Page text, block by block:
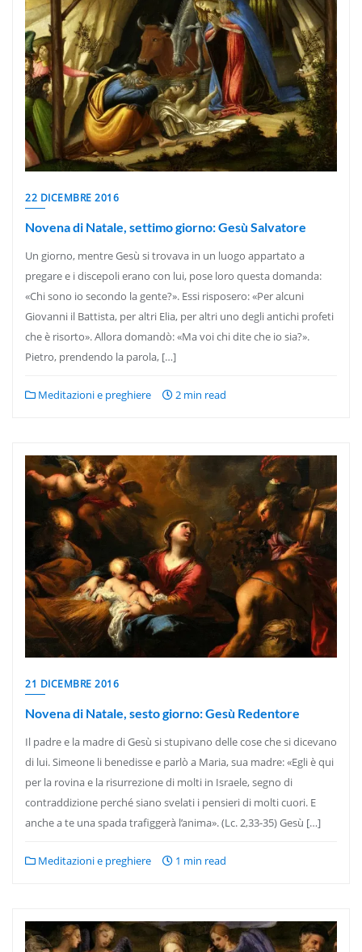
22 DICEMBRE 2016
Novena di Natale, settimo giorno: Gesù Salvatore
Un giorno, mentre Gesù si trovava in un luogo appartato a
pregare e i discepoli erano con lui, pose loro questa domanda:
«Chi sono io secondo la gente?». Essi risposero: «Per alcuni
Giovanni il Battista, per altri Elia, per altri uno degli antichi profeti
che è risorto». Allora domandò: «Ma voi chi dite che io sia?».
Pietro, prendendo la parola, […]
Meditazioni e preghiere 2 min read
21 DICEMBRE 2016
Novena di Natale, sesto giorno: Gesù Redentore
Il padre e la madre di Gesù si stupivano delle cose che si dicevano
di lui. Simeone li benedisse e parlò a Maria, sua madre: «Egli è qui
per la rovina e la risurrezione di molti in Israele, segno di
contraddizione perché siano svelati i pensieri di molti cuori. E
anche a te una spada trafiggerà l’anima». (Lc. 2,33-35) Gesù […]
Meditazioni e preghiere 1 min read